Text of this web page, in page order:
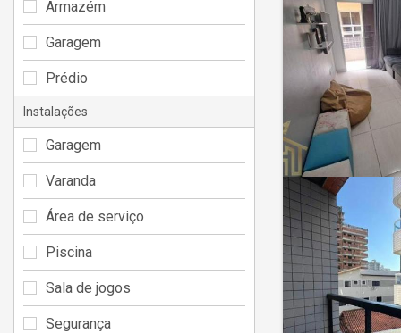
Armazém
Garagem
Prédio
Instalações
Garagem
Varanda
Área de serviço
Piscina
Sala de jogos
Segurança